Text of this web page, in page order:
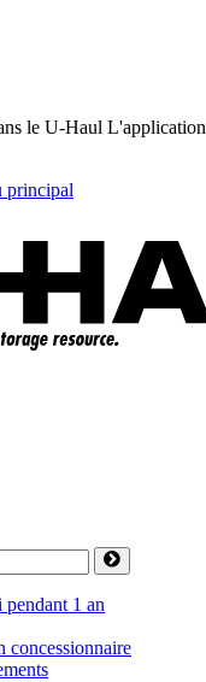
le U-Haul L'application
principal
1 an
concessionnaire